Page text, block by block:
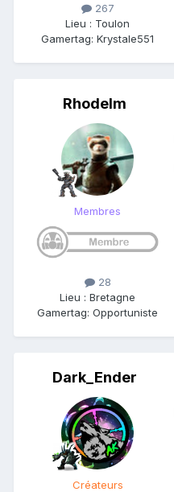
267
Lieu : Toulon
Gamertag: Krystale551
Rhodelm
Membres
28
Lieu : Bretagne
Gamertag: Opportuniste
Dark_Ender
Créateurs